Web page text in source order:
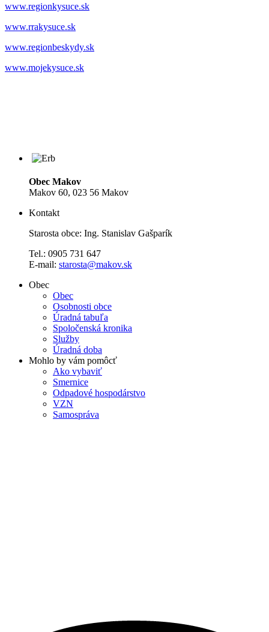
www.regionkysuce.sk
www.rrakysuce.sk
www.regionbeskydy.sk
www.mojekysuce.sk
Obec Makov
Makov 60, 023 56 Makov
Kontakt
Starosta obce: Ing. Stanislav Gašparík
Tel.: 0905 731 647
E-mail: starosta@makov.sk
Obec
Obec
Osobnosti obce
Úradná tabuľa
Spoločenská kronika
Služby
Úradná doba
Mohlo by vám pomôcť
Ako vybaviť
Smernice
Odpadové hospodárstvo
VZN
Samospráva